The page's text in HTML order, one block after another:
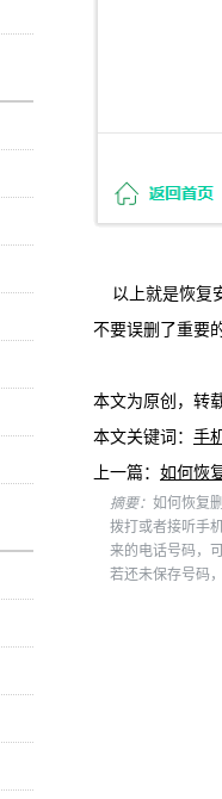
以上就是恢复
不要误删了重要
本文为原创，转
本文关键词： 手
上一篇： 如何恢
摘要： 如何恢复
拨打或者接听手
来的电话号码，
若还未保存号码